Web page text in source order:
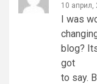
10 април,
I was
blog?
got
to say.